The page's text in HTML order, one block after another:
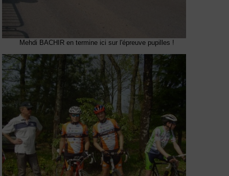
Mehdi BACHIR en termine ici sur l'épreuve pupilles !